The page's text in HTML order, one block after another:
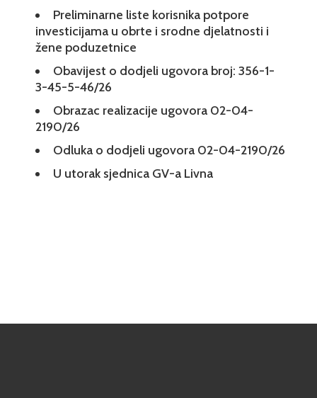
Preliminarne liste korisnika potpore
investicijama u obrte i srodne djelatnosti i
žene poduzetnice
Obavijest o dodjeli ugovora broj: 356-1-
3-45-5-46/26
Obrazac realizacije ugovora 02-04-
2190/26
Odluka o dodjeli ugovora 02-04-2190/26
U utorak sjednica GV-a Livna